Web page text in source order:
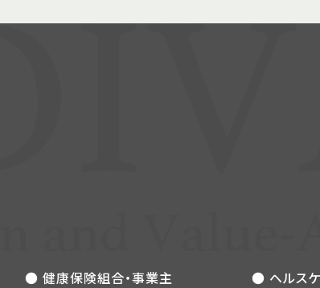
● 健康保険組合・事業主 ● ヘルス